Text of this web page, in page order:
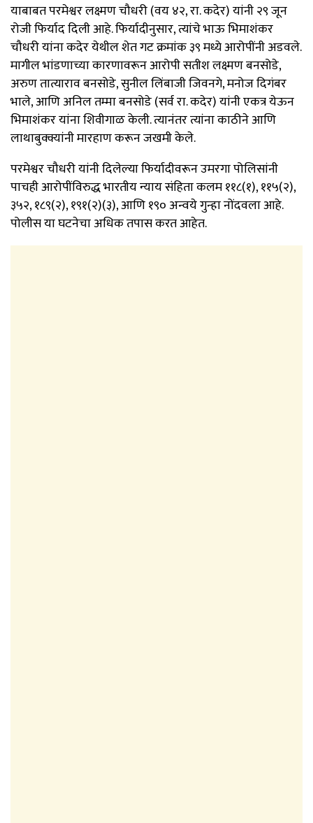
याबाबत परमेश्वर लक्ष्मण चौधरी (वय ४२, रा. कदेर) यांनी २९ जून
रोजी फिर्याद दिली आहे. फिर्यादीनुसार, त्यांचे भाऊ भिमाशंकर
चौधरी यांना कदेर येथील शेत गट क्रमांक ३९ मध्ये आरोपींनी अडवले.
मागील भांडणाच्या कारणावरून आरोपी सतीश लक्ष्मण बनसोडे,
अरुण तात्याराव बनसोडे, सुनील लिंबाजी जिवनगे, मनोज दिगंबर
भाले, आणि अनिल तम्मा बनसोडे (सर्व रा. कदेर) यांनी एकत्र येऊन
भिमाशंकर यांना शिवीगाळ केली. त्यानंतर त्यांना काठीने आणि
लाथाबुक्क्यांनी मारहाण करून जखमी केले.
परमेश्वर चौधरी यांनी दिलेल्या फिर्यादीवरून उमरगा पोलिसांनी
पाचही आरोपींविरुद्ध भारतीय न्याय संहिता कलम ११८(१), ११५(२),
३५२, १८९(२), १९१(२)(३), आणि १९० अन्वये गुन्हा नोंदवला आहे.
पोलीस या घटनेचा अधिक तपास करत आहेत.